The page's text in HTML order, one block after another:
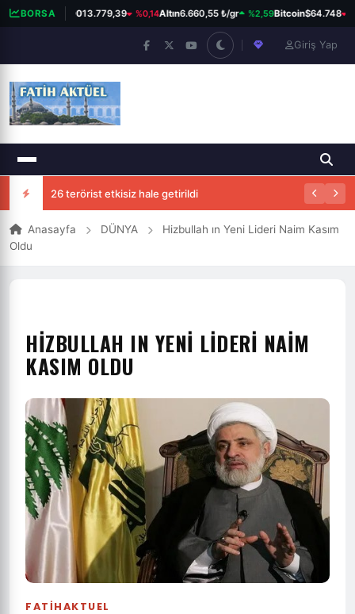
BORSA
BIST 10013.779,39 %0,14Altın6.660,55 ₺/gr %2,59Bitcoin$64.748
Giriş Yap
26 terörist etkisiz hale getirildi
Anasayfa DÜNYA
Hizbullah ın Yeni Lideri Naim Kasım
Oldu
FATIHAKTUEL
HIZBULLAH IN YENI LIDERI NAIM
KASIM OLDU